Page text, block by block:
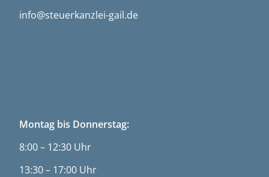
info@steuerkanzlei-gail.de
Montag bis Donnerstag:
8:00 – 12:30 Uhr
13:30 – 17:00 Uhr